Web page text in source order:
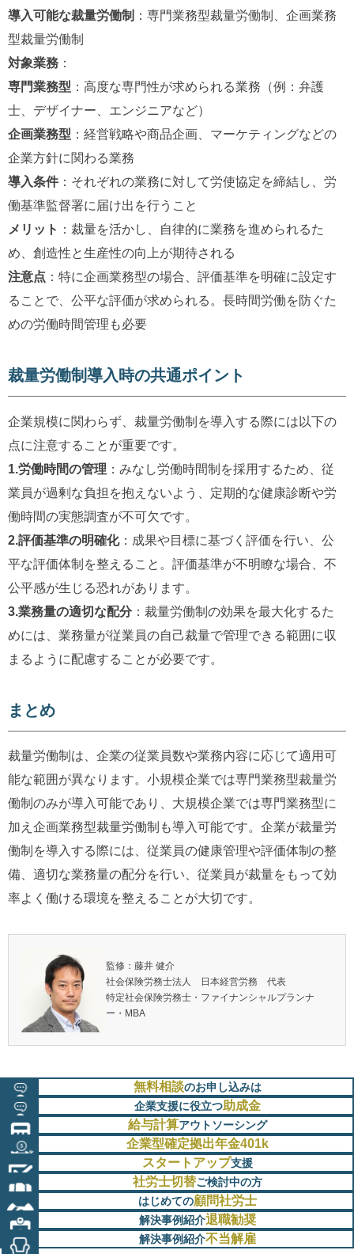
導入可能な裁量労働制 ：専門業務型裁量労働制、企画業務
型裁量労働制
対象業務 ：
専門業務型 ：高度な専門性が求められる業務（例：弁護
士、デザイナー、エンジニアなど）
企画業務型 ：経営戦略や商品企画、マーケティングなどの
企業方針に関わる業務
導入条件：それぞれの業務に対して労使協定を締結し、労
働基準監督署に届け出を行うこと
メリット ：裁量を活かし、自律的に業務を進められるた
め、創造性と生産性の向上が期待される
注意点 ：特に企画業務型の場合、評価基準を明確に設定す
ることで、公平な評価が求められる。長時間労働を防ぐた
めの労働時間管理も必要
裁量労働制導入時の共通ポイント
企業規模に関わらず、裁量労働制を導入する際には以下の
点に注意することが重要です。
1.労働時間の管理 ：みなし労働時間制を採用するため、従
業員が過剰な負担を抱えないよう、定期的な健康診断や労
働時間の実態調査が不可欠です。
2.評価基準の明確化：成果や目標に基づく評価を行い、公
平な評価体制を整えること。評価基準が不明瞭な場合、不
公平感が生じる恐れがあります。
3.業務量の適切な配分：裁量労働制の効果を最大化するた
めには、業務量が従業員の自己裁量で管理できる範囲に収
まるように配慮することが必要です。
まとめ
裁量労働制は、企業の従業員数や業務内容に応じて適用可
能な範囲が異なります。小規模企業では専門業務型裁量労
働制のみが導入可能であり、大規模企業では専門業務型に
加え企画業務型裁量労働制も導入可能です。企業が裁量労
働制を導入する際には、従業員の健康管理や評価体制の整
備、適切な業務量の配分を行い、従業員が裁量をもって効
率よく働ける環境を整えることが大切です。
監修：藤井 健介
社会保険労務士法人 日本経営労務 代表
特定社会保険労務士・ファイナンシャルプランナ
ー・MBA
無料相談のお申し込みは
企業支援に役立つ助成金
給与計算アウトソーシング
企業型確定拠出年金401k
スタートアップ支援
社労士切替ご検討中の方
はじめての顧問社労士
解決事例紹介退職勧奨
解決事例紹介不当解雇